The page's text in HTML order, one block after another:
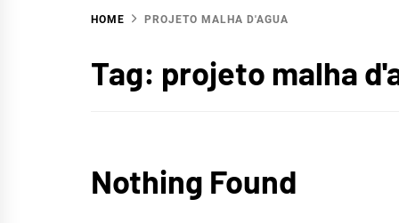
HOME PROJETO MALHA D'AGUA
Tag: projeto malha
Nothing Found